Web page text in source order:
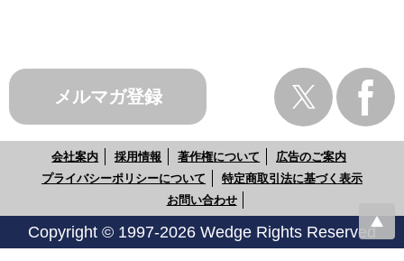
メルマガ登録
会社案内 採用情報 著作権について
広告のご案内
プライバシーポリシーについて
特定商取引法に基づく表示
お問い合わせ
Copyright © 1997-2026 Wedge Rights Reserved